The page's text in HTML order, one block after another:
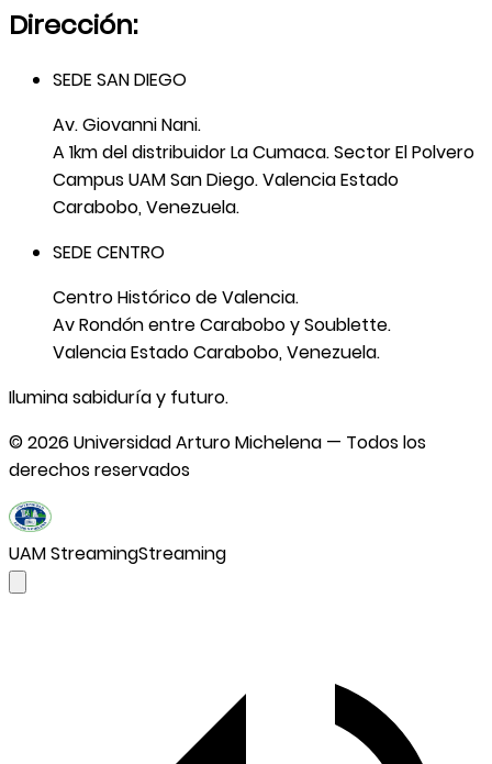
Dirección:
SEDE SAN DIEGO
Av. Giovanni Nani.
A 1km del distribuidor La Cumaca. Sector El Polvero
Campus UAM San Diego. Valencia Estado
Carabobo, Venezuela.
SEDE CENTRO
Centro Histórico de Valencia.
Av Rondón entre Carabobo y Soublette.
Valencia Estado Carabobo, Venezuela.
Ilumina sabiduría y futuro.
©2026 Universidad Arturo Michelena — Todos los
derechos reservados
UAM StreamingStreaming